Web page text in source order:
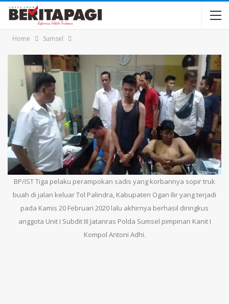
Home Sumsel
BP/IST Tiga pelaku perampokan sadis yang korbannya sopir truk
buah di jalan keluar Tol Palindra, Kabupaten Ogan Ilir yang terjadi
pada Kamis 20 Februari 2020 lalu akhirnya berhasil diringkus
anggota Unit I Subdit III Jatanras Polda Sumsel pimpinan Kanit I
Kompol Antoni Adhi.